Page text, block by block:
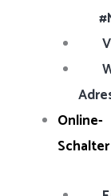
Online-
Schalter